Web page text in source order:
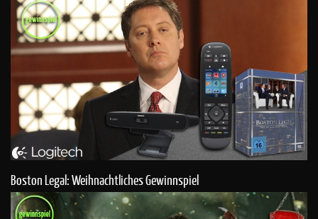
Boston Legal: Weihnachtliches Gewinnspiel